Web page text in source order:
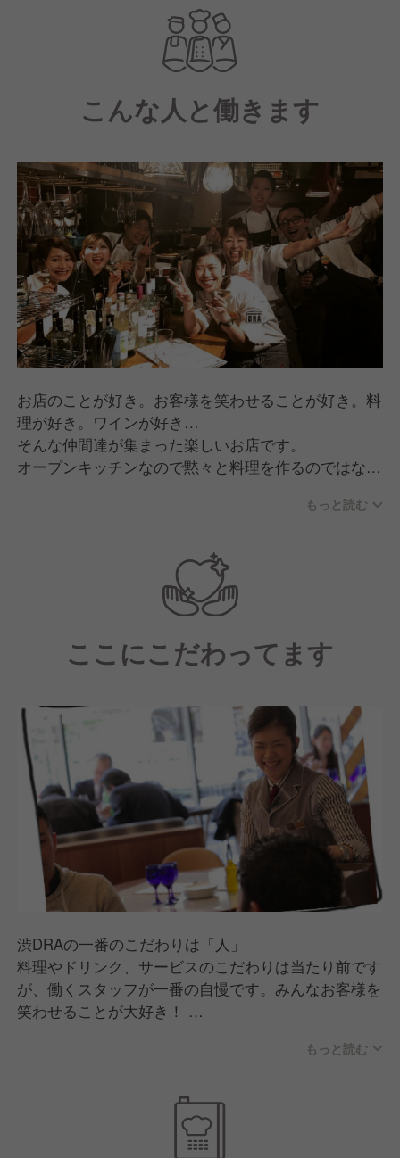
などこだわりの詰まったお料理は、旬を味わっていた
だくために毎月メニューを変えています。
お客様と一緒にスタッフも楽しみ、笑顔になれるお店
こんな人と働きます
お店のことが好き。お客様を笑わせることが好き。料
理が好き。ワインが好き…
そんな仲間達が集まった楽しいお店です。
オープンキッチンなので黙々と料理を作るのではな
もっと読む
ここにこだわってます
渋DRAの一番のこだわりは「人」
料理やドリンク、サービスのこだわりは当たり前です
が、働くスタッフが一番の自慢です。みんなお客様を
笑わせることが大好き！
内で、気づけばみんな笑顔に元気になってしまう、そ
もっと読む